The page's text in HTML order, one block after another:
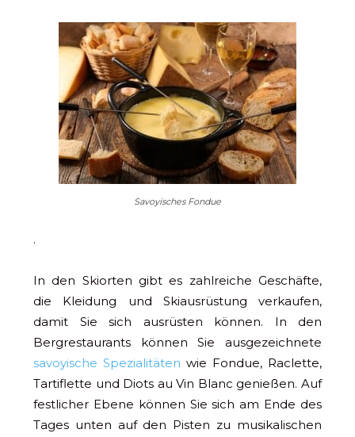
Savoyisches Fondue
.
In den Skiorten gibt es zahlreiche Geschäfte,
die Kleidung und Skiausrüstung verkaufen,
damit Sie sich ausrüsten können. In den
Bergrestaurants können Sie ausgezeichnete
savoyische Spezialitäten wie Fondue, Raclette,
Tartiflette und Diots au Vin Blanc genießen. Auf
festlicher Ebene können Sie sich am Ende des
Tages unten auf den Pisten zu musikalischen